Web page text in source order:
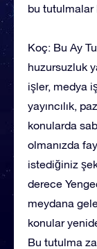
bu tutulmalar
Koç: Bu Ay
huzursuzluk
işler, medya
yayıncılık,
konularda
olmanızda
istediğiniz
derece
meydana
konular
Bu tutulma